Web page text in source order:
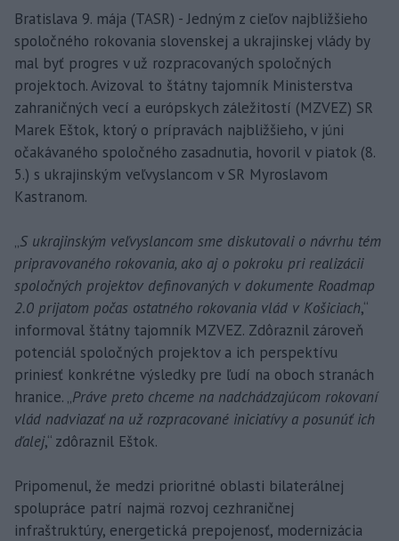
Bratislava 9. mája (TASR) - Jedným z cieľov najbližšieho
spoločného rokovania slovenskej a ukrajinskej vlády by
mal byť progres v už rozpracovaných spoločných
projektoch. Avizoval to štátny tajomník Ministerstva
zahraničných vecí a európskych záležitostí (MZVEZ) SR
Marek Eštok, ktorý o prípravách najbližšieho, v júni
očakávaného spoločného zasadnutia, hovoril v piatok (8.
5.) s ukrajinským veľvyslancom v SR Myroslavom
Kastranom.
„S ukrajinským veľvyslancom sme diskutovali o návrhu tém
pripravovaného rokovania, ako aj o pokroku pri realizácii
spoločných projektov definovaných v dokumente Roadmap
2.0 prijatom počas ostatného rokovania vlád v Košiciach,“
informoval štátny tajomník MZVEZ. Zdôraznil zároveň
potenciál spoločných projektov a ich perspektívu
priniesť konkrétne výsledky pre ľudí na oboch stranách
hranice. „Práve preto chceme na nadchádzajúcom rokovaní
vlád nadviazať na už rozpracované iniciatívy a posunúť ich
ďalej,“ zdôraznil Eštok.
Pripomenul, že medzi prioritné oblasti bilaterálnej
spolupráce patrí najmä rozvoj cezhraničnej
infraštruktúry, energetická prepojenosť, modernizácia